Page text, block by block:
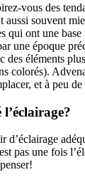
vous des
aussi souvent
qui ont une
une époque
des éléments
colorés).
et à peu de
d’éclairage
pas une fois